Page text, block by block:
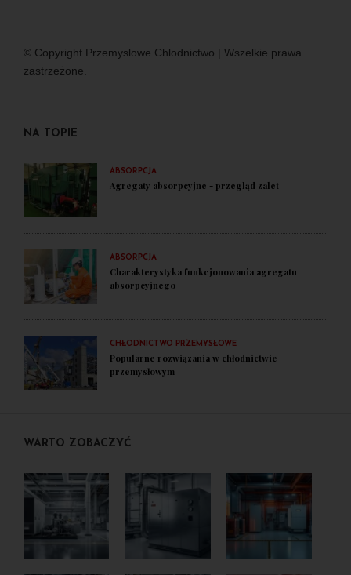
© Copyright Przemyslowe Chlodnictwo | Wszelkie prawa
zastrzeżone.
NA TOPIE
ABSORPCJA
Agregaty absorpcyjne - przegląd zalet
ABSORPCJA
Charakterystyka funkcjonowania agregatu
absorpcyjnego
CHŁODNICTWO PRZEMYSŁOWE
Popularne rozwiązania w chłodnictwie
przemysłowym
WARTO ZOBACZYĆ